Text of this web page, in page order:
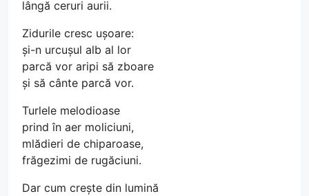
lângă ceruri aurii.
Zidurile cresc ușoare:
și-n urcușul alb al lor
parcă vor aripi să zboare
și să cânte parcă vor.
Turlele melodioase
prind în aer moliciuni,
mlădieri de chiparoase,
frăgezimi de rugăciuni.
Dar cum crește din lumină